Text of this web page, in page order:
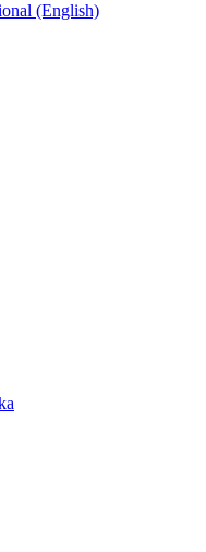
(English)